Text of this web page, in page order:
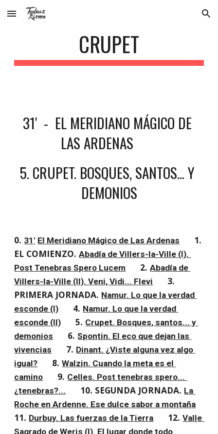
Skip to main content Skip to navigation
CRUPET
31'  -  EL MERIDIANO MÁGICO DE
LAS ARDENAS
5. CRUPET. BOSQUES, SANTOS... Y
DEMONIOS
0. 31' El Meridiano Mágico de Las Ardenas
1.
EL COMIENZO. Abadía de Villers-la-Ville (I).
Post Tenebras Spero Lucem
2. Abadía de
Villers-la-Ville (II). Veni, Vidi... Flevi
3.
PRIMERA JORNADA. Namur. Lo que la verdad
esconde (I)
4. Namur. Lo que la verdad
esconde (II)
5. Crupet. Bosques, santos... y
demonios
6. Spontin. El eco que dejan las
vivencias
7. Dinant. ¿Viste alguna vez algo
igual?
8. Walzin. Cuando la meta es el
camino
9. Celles. Post tenebras spero...
¿tenebras?...
10. SEGUNDA JORNADA. La
Roche en Ardenne. Ese dulce sabor a montaña
11. Durbuy. Las fuerzas de la Tierra 12. Valle
Sagrado de Weris (I). El lugar donde todo